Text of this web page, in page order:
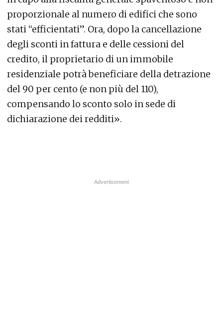
proporzionale al numero di edifici che sono
stati “efficientati”. Ora, dopo la cancellazione
degli sconti in fattura e delle cessioni del
credito, il proprietario di un immobile
residenziale potrà beneficiare della detrazione
del 90 per cento (e non più del 110),
compensando lo sconto solo in sede di
dichiarazione dei redditi».